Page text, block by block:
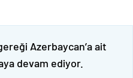
Azerbaycan’a ait
devam ediyor.